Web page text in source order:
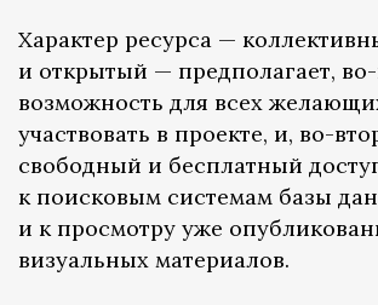
Характер ресурса —
и открытый — предполагает,
возможность для всех
участвовать в проекте, и, во-
свободный и бесплатный
к поисковым системам базы
и к просмотру уже
визуальных материалов.